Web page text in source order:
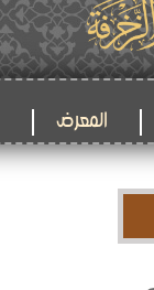
المعرض